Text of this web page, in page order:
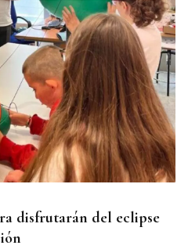
disfrutarán del eclipse